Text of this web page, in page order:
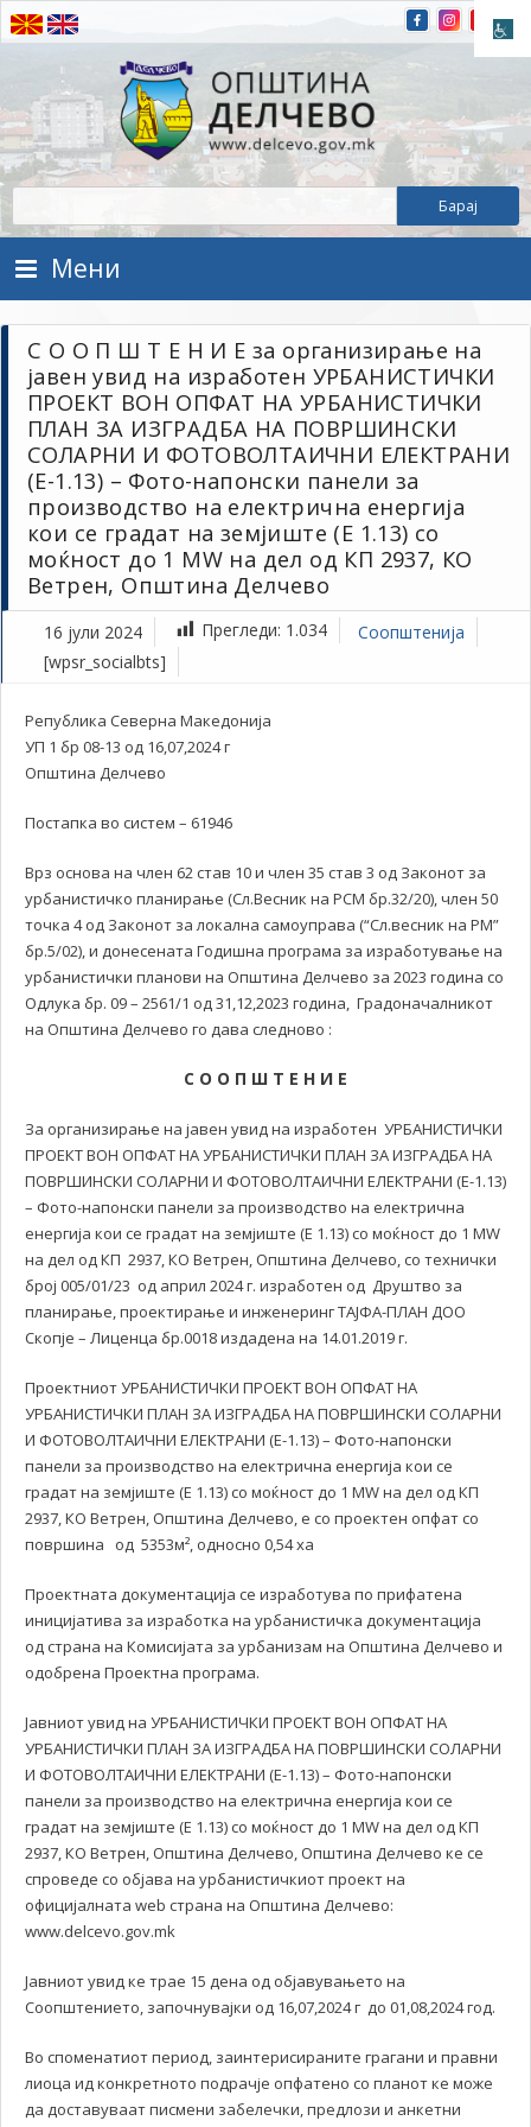
Прескокнете на содржината
Општина Делчево
Општина Делчево
Мени
С О О П Ш Т Е Н И Е за организирање на
јавен увид на изработен УРБАНИСТИЧКИ
ПРОЕКТ ВОН ОПФАТ НА УРБАНИСТИЧКИ
ПЛАН ЗА ИЗГРАДБА НА ПОВРШИНСКИ
СОЛАРНИ И ФОТОВОЛТАИЧНИ ЕЛЕКТРАНИ
(Е-1.13) – Фото-напонски панели за
производство на електрична енергија
кои се градат на земјиште (E 1.13) со
моќност до 1 MW на дел од КП 2937, КО
Ветрен, Општина Делчево
16 јули 2024 Прегледи: 1.034
Соопштенија
[wpsr_socialbts]
Република Северна Македонија
УП 1 бр 08-13 од 16,07,2024 г
Општина Делчево
Постапка во систем – 61946
Врз основа на член 62 став 10 и член 35 став 3 од Законот за
урбанистичко планирање (Сл.Весник на РСМ бр.32/20), член 50
точка 4 од Законот за локална самоуправа (“Сл.весник на РМ”
бр.5/02), и донесената Годишна програма за изработување на
урбанистички планови на Општина Делчево за 2023 година со
Одлука бр. 09 – 2561/1 од 31,12,2023 година, Градоначалникот
на Општина Делчево го дава следново :
С О О П Ш Т Е Н И Е
За организирање на јавен увид на изработен УРБАНИСТИЧКИ
ПРОЕКТ ВОН ОПФАТ НА УРБАНИСТИЧКИ ПЛАН ЗА ИЗГРАДБА НА
ПОВРШИНСКИ СОЛАРНИ И ФОТОВОЛТАИЧНИ ЕЛЕКТРАНИ (Е-1.13)
– Фото-напонски панели за производство на електрична
енергија кои се градат на земјиште (E 1.13) со моќност до 1 MW
на дел од КП 2937, КО Ветрен, Општина Делчево, со технички
број 005/01/23 од април 2024 г. изработен од Друштво за
планирање, проектирање и инженеринг ТАЈФА-ПЛАН ДОО
Скопје – Лиценца бр.0018 издадена на 14.01.2019 г.
Проектниот УРБАНИСТИЧКИ ПРОЕКТ ВОН ОПФАТ НА
УРБАНИСТИЧКИ ПЛАН ЗА ИЗГРАДБА НА ПОВРШИНСКИ СОЛАРНИ
И ФОТОВОЛТАИЧНИ ЕЛЕКТРАНИ (Е-1.13) – Фото-напонски
панели за производство на електрична енергија кои се
градат на земјиште (E 1.13) со моќност до 1 MW на дел од КП
2937, КО Ветрен, Општина Делчево, е со проектен опфат со
површина од 5353м², односно 0,54 хa
Проектната документација се изработува по прифатена
иницијатива за изработка на урбанистичка документација
од страна на Комисијата за урбанизам на Општина Делчево и
одобрена Проектна програма.
Јавниот увид на УРБАНИСТИЧКИ ПРОЕКТ ВОН ОПФАТ НА
УРБАНИСТИЧКИ ПЛАН ЗА ИЗГРАДБА НА ПОВРШИНСКИ СОЛАРНИ
И ФОТОВОЛТАИЧНИ ЕЛЕКТРАНИ (Е-1.13) – Фото-напонски
панели за производство на електрична енергија кои се
градат на земјиште (E 1.13) со моќност до 1 MW на дел од КП
2937, КО Ветрен, Општина Делчево, Општина Делчево ке се
спроведе со објава на урбанистичкиот проект на
официјалната web страна на Општина Делчево:
www.delcevo.gov.mk
Јавниот увид ке трае 15 дена од објавувањето на
Соопштението, започнувајки од 16,07,2024 г до 01,08,2024 год.
Во споменатиот период, заинтерисираните грагани и правни
лиоца ид конкретното подрачје опфатено со планот ке може
да доставуваат писмени забелечки, предлози и анкетни